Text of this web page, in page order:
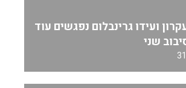
ועידו גרינבלום נפגשים עוד
שני